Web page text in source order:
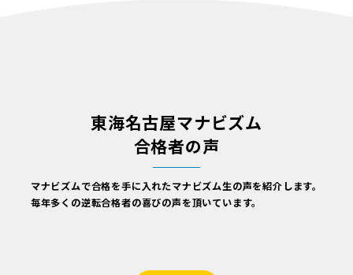
東海名古屋マナビズム
合格者の声
マナビズムで合格を手に入れたマナビズム生の声を紹介します。
毎年多くの逆転合格者の喜びの声を頂いています。